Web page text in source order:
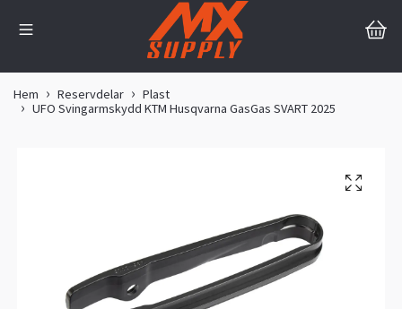
Hem Reservdelar
Plast
UFO Svingarmskydd KTM Husqvarna GasGas SVART 2025